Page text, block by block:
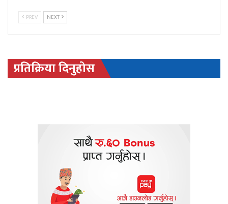
PREV NEXT
प्रतिक्रिया दिनुहोस